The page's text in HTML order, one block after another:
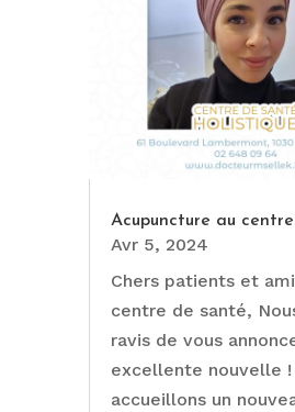
Acupuncture au centre
Avr 5, 2024
Chers patients et
centre de santé,
ravis de vous
excellente nouvelle !
accueillons un